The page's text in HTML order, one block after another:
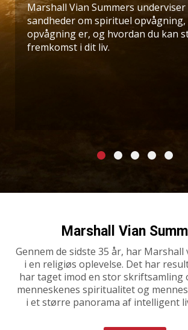
Marshall Vian Summers
sandheder om spirituel opvågning,
opvågning er, og hvordan du kan
fremkomst i dit liv.
Marshall Vian
Gennem de sidste 35 år, har
i en religiøs oplevelse. Det har
har taget imod en stor skriftsamling
menneskenes spiritualitet og
i et større panorama af intelligent